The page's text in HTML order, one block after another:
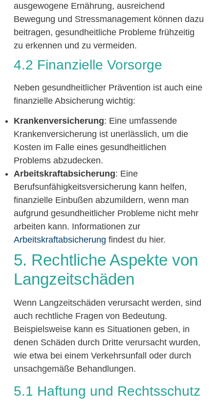
ausgewogene Ernährung, ausreichend
Bewegung und Stressmanagement können dazu
beitragen, gesundheitliche Probleme frühzeitig
zu erkennen und zu vermeiden.
4.2 Finanzielle Vorsorge
Neben gesundheitlicher Prävention ist auch eine
finanzielle Absicherung wichtig:
Krankenversicherung: Eine umfassende
Krankenversicherung ist unerlässlich, um die
Kosten im Falle eines gesundheitlichen
Problems abzudecken.
Arbeitskraftabsicherung: Eine
Berufsunfähigkeitsversicherung kann helfen,
finanzielle Einbußen abzumildern, wenn man
aufgrund gesundheitlicher Probleme nicht mehr
arbeiten kann. Informationen zur
Arbeitskraftabsicherung findest du hier.
5. Rechtliche Aspekte von
Langzeitschäden
Wenn Langzeitschäden verursacht werden, sind
auch rechtliche Fragen von Bedeutung.
Beispielsweise kann es Situationen geben, in
denen Schäden durch Dritte verursacht wurden,
wie etwa bei einem Verkehrsunfall oder durch
unsachgemäße Behandlungen.
5.1 Haftung und Rechtsschutz